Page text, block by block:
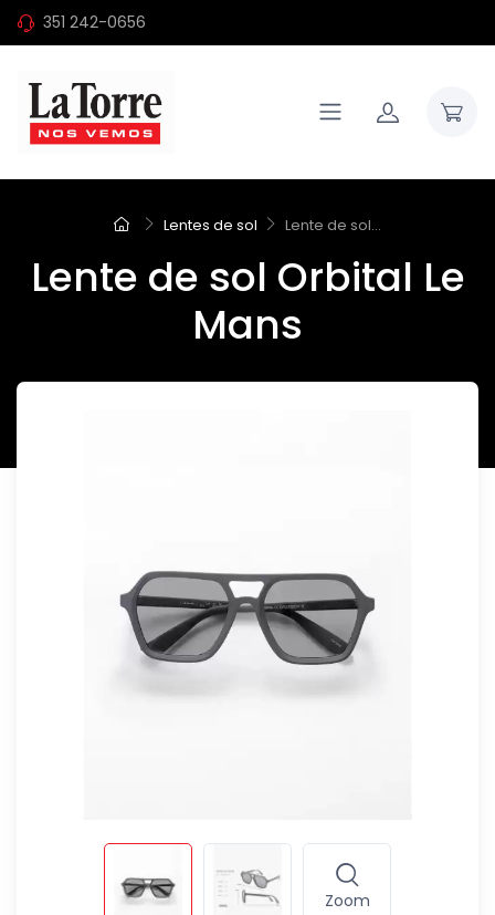
351 242-0656
Lentes de sol Lente de sol...
Lente de sol Orbital Le
Mans
Zoom